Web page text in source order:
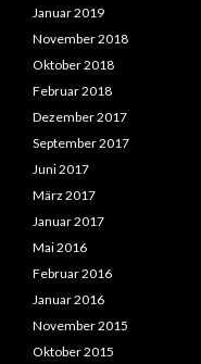
Januar 2019
November 2018
Oktober 2018
Februar 2018
Dezember 2017
September 2017
Juni 2017
März 2017
Januar 2017
Mai 2016
Februar 2016
Januar 2016
November 2015
Oktober 2015